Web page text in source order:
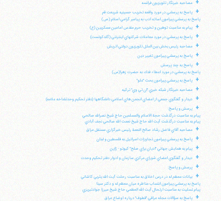
+ مصاحبه خبرنگار تلويزيون فرانسه
+
پاسخ به پرسشي در مورد واقعه تخريب حسينيه شريعت قم
پاسخ به پرسشي پيرامون اسائه ادب به پيامبر گرامي اسلام (ص)
+ پيام به مناسبت توهين و تخريب حرم مقدس امامين عسكريين (ع)
+ پاسخ به پرسشي در مورد معاملات شركتهاي اينترنتي (گلدكوئست)
+ مصاحبه رئيس بخش بين الملل تلويزيون دولتي اتريش
+ پاسخ به پرسشي پيرامون تغيير دين
+
پاسخ به چند پرسش
پاسخ به پرسشي در مورد اعطاء فدك به حضرت زهرا(س)
+ پاسخ به پرسشي پيرامون بحث "غلو"
+ مصاحبه خبرنگار شبكه خبري "ان تي وي" تركيه
+ ديدار و گفتگوي جمعي از اعضاي انجمن هاي اسلامي دانشگاهها (دفتر تحكيم وحدتشاخه علامه)
+
پرسش و پاسخ:
پيام به مناسبت درگذشت حجة الاسلام والمسلمين حاج شيخ نصرالله صالحي
پيام به مناسبت درگذشت آيت الله حاج شيخ نعمت الله صالحي نجف آبادي
+ مصاحبه آقاي فاضل رشاد صالح النعمة رئيس خبرگزاري مستقل عراق
+ پاسخ به پرسشي پيرامون تجاوزات اسرائيل به فلسطين و لبنان
+ پيام به همايش جهاني "اديان براي صلح" كيوتو - ژاپن
+ ديدار و گفتگوي اعضاي شوراي مركزي سازمان و ادوار دفتر تحكيم وحدت
+ پرسش و پاسخ:
+
بيانات معظم له در درس اخلاق به مناسبت رحلت آيت الله يثربي كاشاني
پاسخ به پرسشي پيرامون انتساب مناظره ميان معظم له و دكتر سينا
پيام تسليت به مناسبت ارتحال آيت الله العظمي حاج شيخ ميرزا جوادتبريزي
+ پاسخ به سؤالات مجله عراقي "قطوف" درباره اوضاع عراق